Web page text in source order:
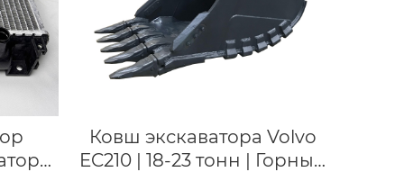
Ковш экскаватора Volvo
EC210 | 18-23 тонн | Горный